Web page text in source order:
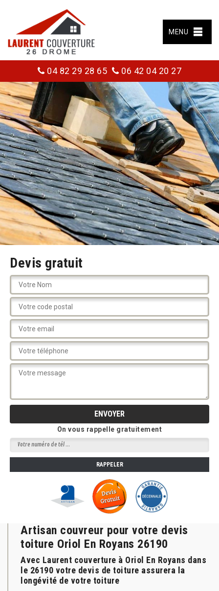
MENU
04 82 29 28 65 06 42 04 20 27
Devis gratuit
On vous rappelle gratuitement
Artisan couvreur pour votre devis
toiture Oriol En Royans 26190
Avec Laurent couverture à Oriol En Royans dans
le 26190 votre devis de toiture assurera la
longévité de votre toiture